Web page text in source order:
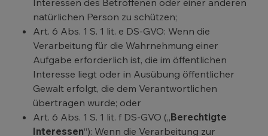
Interessen des Betroffenen oder einer anderen
natürlichen Person zu schützen;
Art. 6 Abs. 1 S. 1 lit. e DS-GVO: Wenn die
Verarbeitung für die Wahrnehmung einer
Aufgabe erforderlich ist, die im öffentlichen
Interesse liegt oder in Ausübung öffentlicher
Gewalt erfolgt, die dem Verantwortlichen
übertragen wurde; oder
Art. 6 Abs. 1 S. 1 lit. f DS-GVO („Berechtigte
Interessen“): Wenn die Verarbeitung zur